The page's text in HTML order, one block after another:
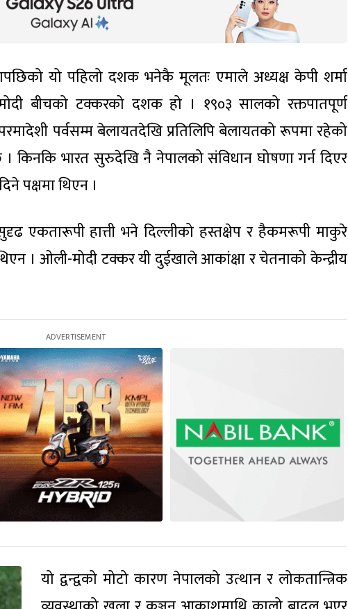
यो पहिलो दशक भनेकै मूलतः एमाले अध्यक्ष केपी शर्मा
मोदी बीचको टक्करको दशक हो । १९०३ सालको रक्तपातपूर्ण
पर्वसम्म बेलायतदेखि प्रतिलिपि बेलायतको रूपमा रहेको
किनकि भारत सुरुदेखि नै नेपालको संविधान घोषणा गर्न दिएर
पक्षमा थिएन ।
एकतारूपी हात्ती भने दिल्लीको हस्तक्षेप र हैकमरूपी माकुरे
। ओली-मोदी टक्कर यी दुईखाले आकांक्षा र चेतनाको केन्द्रीय
यो द्वन्द्वको मोटो कारण नेपालको उत्थान र लोकतान्त्रिक